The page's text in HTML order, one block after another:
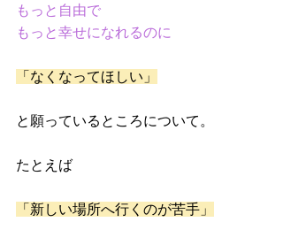
もっと自由で
もっと幸せになれるのに
「なくなってほしい」
と願っているところについて。
たとえば
「新しい場所へ行くのが苦手」